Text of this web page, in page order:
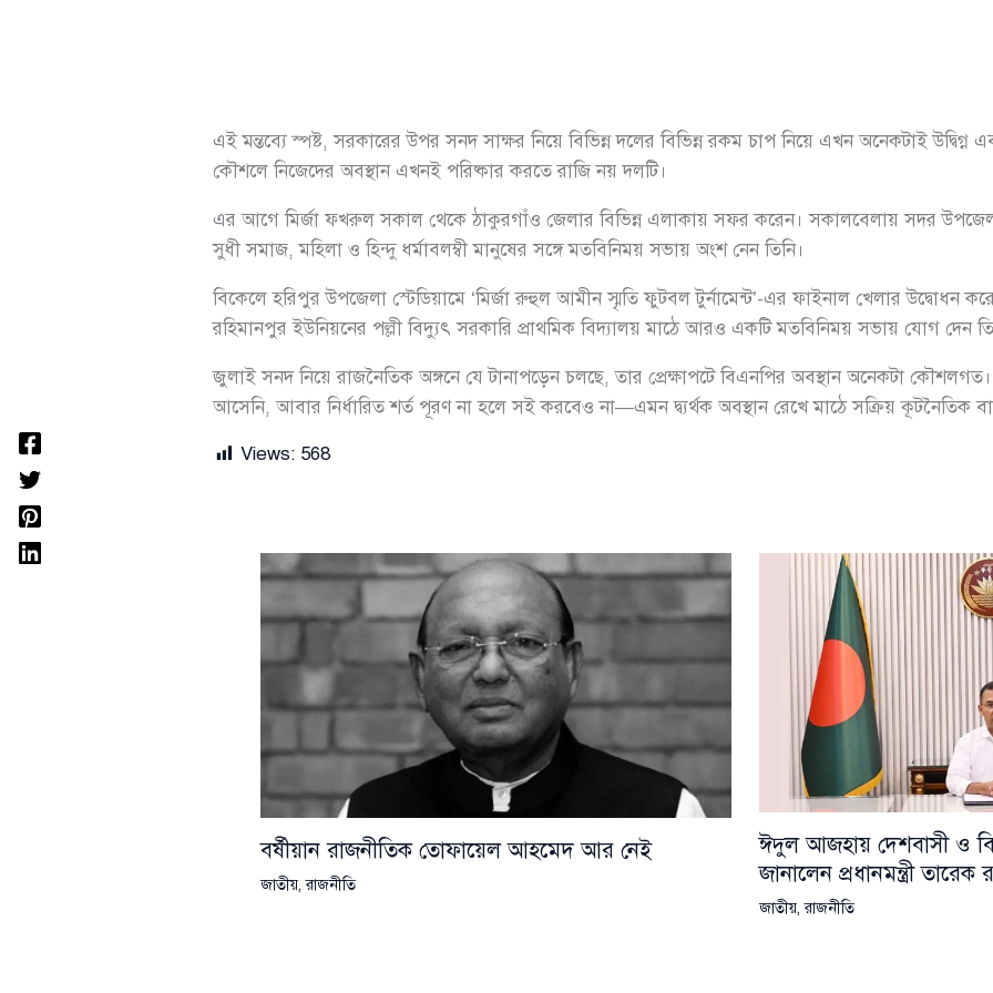
এই মন্তব্যে স্পষ্ট, সরকারের উপর সনদ সাক্ষর নিয়ে বিভিন্ন দলের বিভিন্ন রকম চাপ নিয়ে এখন অনেকটাই উদ্বিগ্ন
কৌশলে নিজেদের অবস্থান এখনই পরিষ্কার করতে রাজি নয় দলটি।
এর আগে মির্জা ফখরুল সকাল থেকে ঠাকুরগাঁও জেলার বিভিন্ন এলাকায় সফর করেন। সকালবেলায় সদর
সুধী সমাজ, মহিলা ও হিন্দু ধর্মাবলম্বী মানুষের সঙ্গে মতবিনিময় সভায় অংশ নেন তিনি।
বিকেলে হরিপুর উপজেলা স্টেডিয়ামে ‘মির্জা রুহুল আমীন স্মৃতি ফুটবল টুর্নামেন্ট’-এর ফাইনাল খেলার উদ্বোধন
রহিমানপুর ইউনিয়নের পল্লী বিদ্যুৎ সরকারি প্রাথমিক বিদ্যালয় মাঠে আরও একটি মতবিনিময় সভায় যোগ দেন
জুলাই সনদ নিয়ে রাজনৈতিক অঙ্গনে যে টানাপড়েন চলছে, তার প্রেক্ষাপটে বিএনপির অবস্থান অনেকটা
আসেনি, আবার নির্ধারিত শর্ত পূরণ না হলে সই করবেও না—এমন দ্ব্যর্থক অবস্থান রেখে মাঠে সক্রিয় কূটনৈতিক
Views: 568
বর্ষীয়ান রাজনীতিক তোফায়েল আহমেদ আর নেই
জাতীয়,রাজনীতি
ঈদুল আজহায় দেশবাসী ও
জানালেন প্রধানমন্ত্রী তারেক
জাতীয়,রাজনীতি